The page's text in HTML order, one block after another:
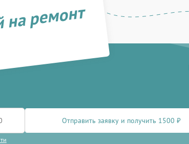
ремонт
Отправить заявку и получить 1500 ₽